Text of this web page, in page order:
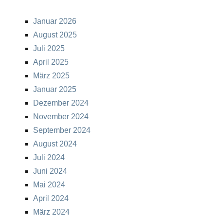
Januar 2026
August 2025
Juli 2025
April 2025
März 2025
Januar 2025
Dezember 2024
November 2024
September 2024
August 2024
Juli 2024
Juni 2024
Mai 2024
April 2024
März 2024